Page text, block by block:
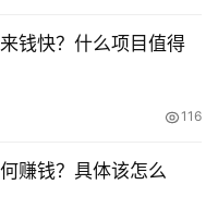
钱快？什么项目值得
116
赚钱？具体该怎么